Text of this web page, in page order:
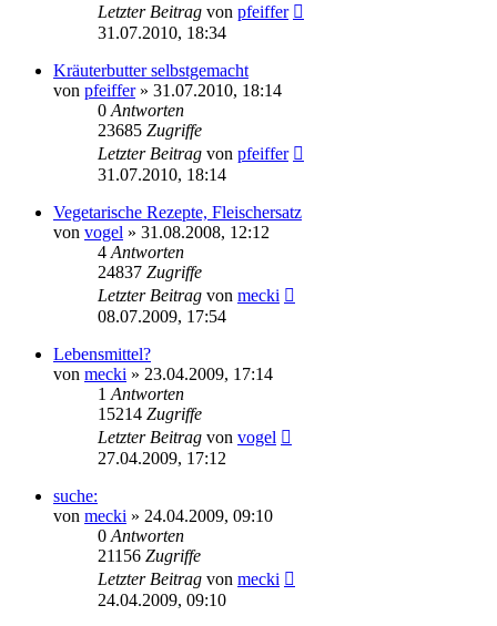
Letzter Beitrag von pfeiffer
31.07.2010, 18:34
Kräuterbutter selbstgemacht
von pfeiffer» 31.07.2010, 18:14
0 Antworten
23685 Zugriffe
Letzter Beitrag von pfeiffer
31.07.2010, 18:14
Vegetarische Rezepte, Fleischersatz
von vogel » 31.08.2008, 12:12
4 Antworten
24837 Zugriffe
Letzter Beitrag von mecki
08.07.2009, 17:54
Lebensmittel?
von mecki » 23.04.2009, 17:14
1 Antworten
15214 Zugriffe
Letzter Beitrag von vogel
27.04.2009, 17:12
suche:
von mecki » 24.04.2009, 09:10
0 Antworten
21156 Zugriffe
Letzter Beitrag von mecki
24.04.2009, 09:10